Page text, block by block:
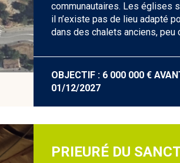
communautaires. Les églises
il n’existe pas de lieu adapté
dans des chalets anciens,
OBJECTIF : 6 000 000 €
01/12/2027
PRIEURÉ DU